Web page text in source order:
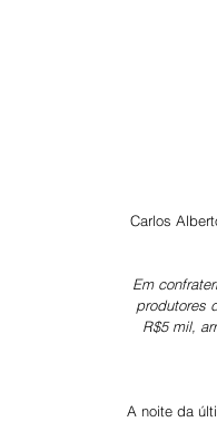
Carlos
Em
produtores
R$5 mil,
A noite da